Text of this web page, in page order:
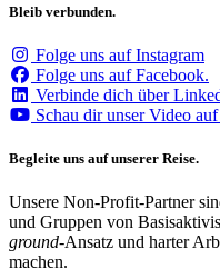
Bleib verbunden.
Folge uns auf Instagram
Folge uns auf Facebook.
Verbinde dich über
Schau dir unser Video
Begleite uns auf unserer Reise.
Unsere Non-Profit-Partner
und Gruppen von
ground-Ansatz und harter
machen.